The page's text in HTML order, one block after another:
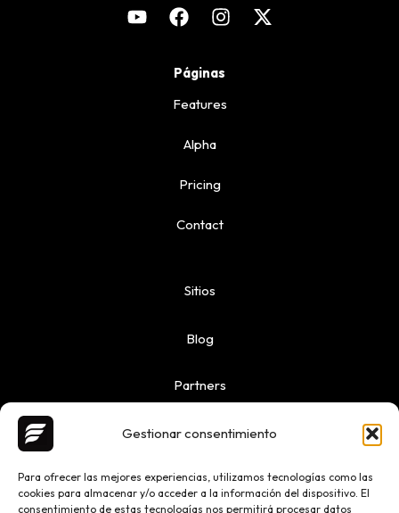
Gestionar consentimiento
Para ofrecer las mejores experiencias, utilizamos tecnologías como las
cookies para almacenar y/o acceder a la información del dispositivo. El
consentimiento de estas tecnologías nos permitirá procesar datos
Páginas
Features
Alpha
Pricing
Contact
Sitios
Blog
Partners